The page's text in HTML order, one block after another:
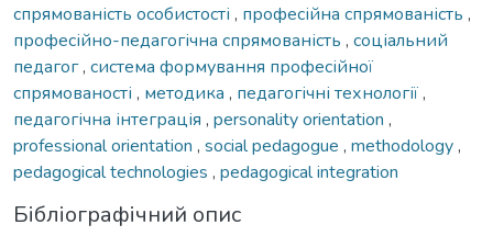
спрямованість особистості , професійна спрямованість ,
професійно-педагогічна спрямованість , соціальний
педагог, система формування професійної
спрямованості , методика , педагогічні технології,
педагогічна інтеграція , personality orientation ,
professional orientation , social pedagogue , methodology,
pedagogical technologies , pedagogical integration
Бібліографічний опис